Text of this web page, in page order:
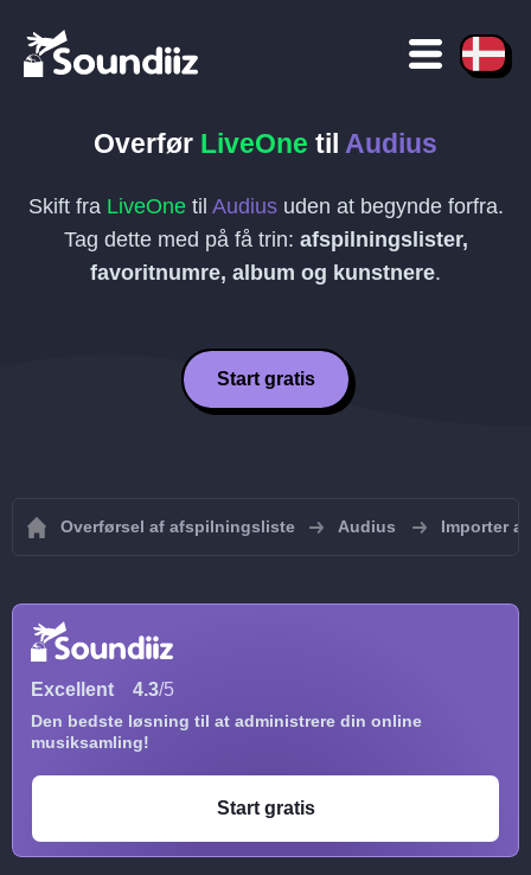
Overfør LiveOne til Audius
Skift fra LiveOnetil Audiusuden at begynde forfra.
Tag dette med på få trin: afspilningslister,
favoritnumre, album og kunstnere.
Start gratis
Overførsel af afspilningsliste Audius Importer
Excellent 4.3/5
Den bedste løsning til at administrere din online
musiksamling!
Start gratis